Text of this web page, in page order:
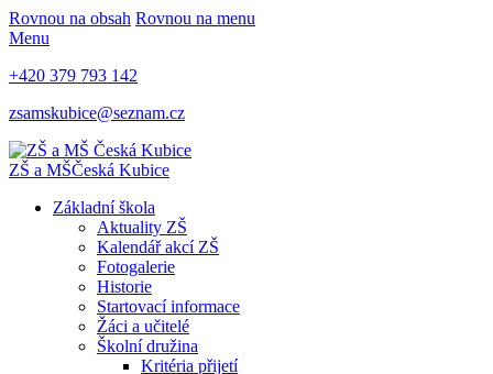
Rovnou na obsah Rovnou na menu
Menu
+420 379 793 142
zsamskubice@seznam.cz
ZŠ a MŠČeská Kubice
Základní škola
Aktuality ZŠ
Kalendář akcí ZŠ
Fotogalerie
Historie
Startovací informace
Žáci a učitelé
Školní družina
Kritéria přijetí